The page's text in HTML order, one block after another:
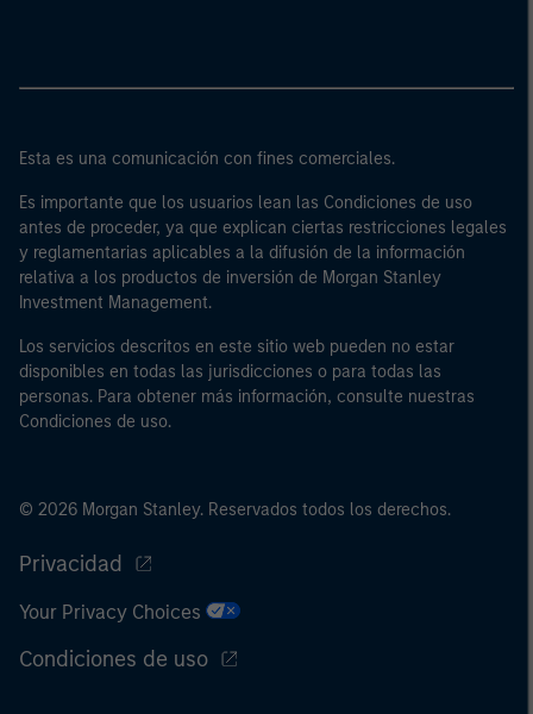
Esta es una comunicación con fines comerciales.
Es importante que los usuarios lean las Condiciones de uso
antes de proceder, ya que explican ciertas restricciones legales
y reglamentarias aplicables a la difusión de la información
relativa a los productos de inversión de Morgan Stanley
Investment Management.
Los servicios descritos en este sitio web pueden no estar
disponibles en todas las jurisdicciones o para todas las
personas. Para obtener más información, consulte nuestras
Condiciones de uso.
© 2026 Morgan Stanley. Reservados todos los derechos.
Privacidad
Your Privacy Choices
Condiciones de uso